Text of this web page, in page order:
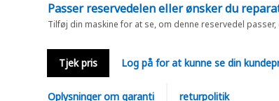
Passer reservedelen eller ønsker du
Tilføj din maskine for at se, om denne reservedel
Tjek pris Log på for at kunne se din
Oplysninger om garanti returpolitik